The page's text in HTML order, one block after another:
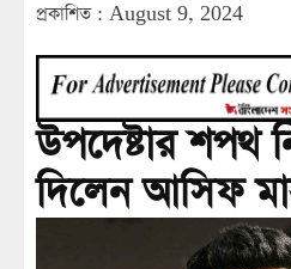
প্রকাশিত : August 9, 2024
উপদেষ্টার শপথ
দিলেন আসিফ